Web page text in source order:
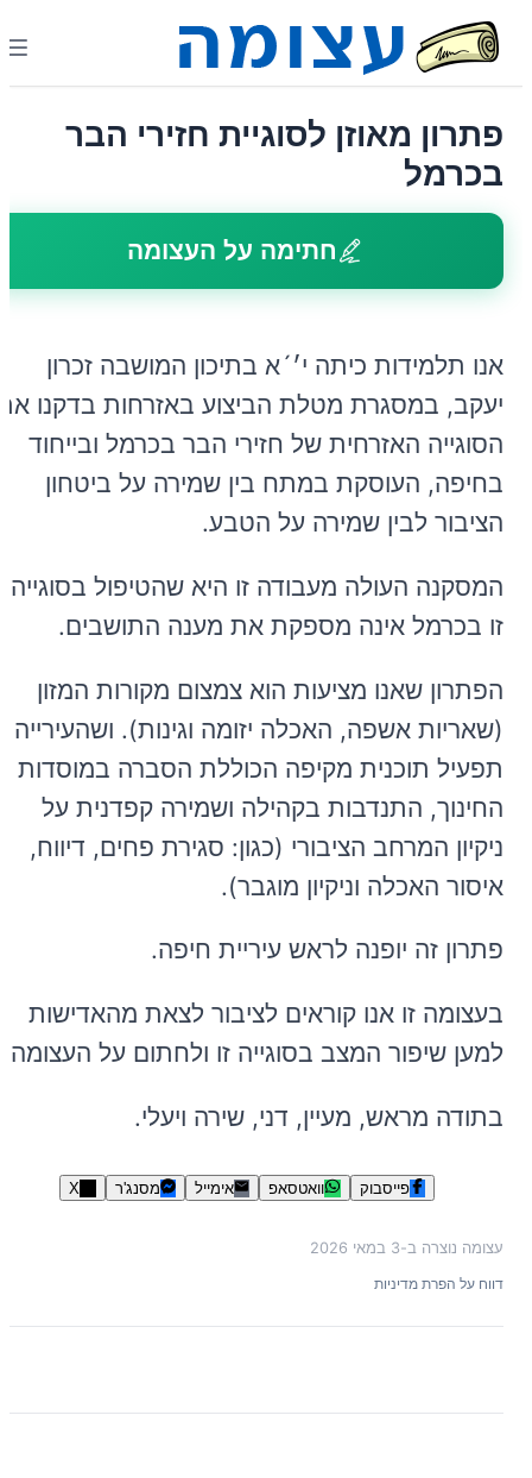
פתרון מאוזן לסוגיית חזירי הבר
בכרמל
חתימה על העצומה
אנו תלמידות כיתה י׳´א בתיכון המושבה זכרון
יעקב, במסגרת מטלת הביצוע באזרחות בדקנו
הסוגייה האזרחית של חזירי הבר בכרמל ובייחוד
בחיפה, העוסקת במתח בין שמירה על ביטחון
הציבור לבין שמירה על הטבע.
המסקנה העולה מעבודה זו היא שהטיפול בסוגייה
זו בכרמל אינה מספקת את מענה התושבים.
הפתרון שאנו מציעות הוא צמצום מקורות המזון
(שאריות אשפה, האכלה יזומה וגינות). ושהעירייה
תפעיל תוכנית מקיפה הכוללת הסברה במוסדות
החינוך, התנדבות בקהילה ושמירה קפדנית על
ניקיון המרחב הציבורי (כגון: סגירת פחים, דיווח,
איסור האכלה וניקיון מוגבר).
פתרון זה יופנה לראש עיריית חיפה.
בעצומה זו אנו קוראים לציבור לצאת מהאדישות
למען שיפור המצב בסוגייה זו ולחתום על העצומה.
בתודה מראש, מעיין, דני, שירה ויעלי.
פייסבוק וואטסאפ אימייל מסנג'ר X
עצומה נוצרה ב-3 במאי 2026
דווח על הפרת מדיניות